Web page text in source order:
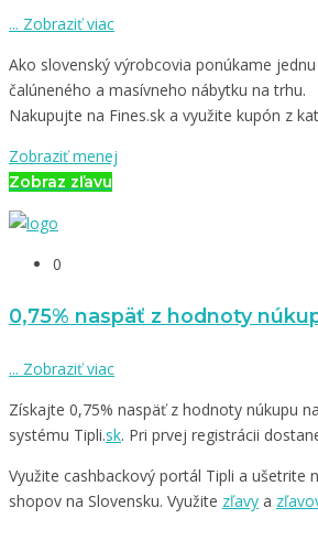
... Zobraziť viac
Ako slovenský výrobcovia ponúkame
čalúneného a masívneho nábytku na trhu.
Nakupujte na Fines.sk a využite kupón z
Zobraziť menej
Zobraz zľavu
0
0,75% naspäť z hodnoty
... Zobraziť viac
Získajte 0,75% naspäť z hodnoty núkupu
systému Tipli.sk. Pri prvej registrácii
Využite cashbackový portál Tipli a ušetrite
shopov na Slovensku. Využite zľavy a